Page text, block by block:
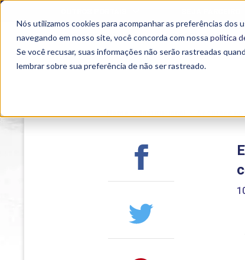
Nós utilizamos cookies para acompanhar as preferências dos
navegando em nosso site, você concorda com nossa política
Se você recusar, suas informações não serão rastreadas
lembrar sobre sua preferência de não ser rastreado.
SEMIPRESENCIAL PRESENCIAL